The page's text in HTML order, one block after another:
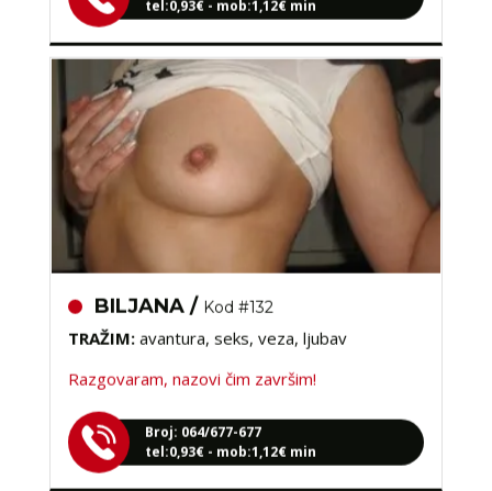
BILJANA /
TRAŽIM:avantura, seks, veza, ljubav
Razgovaram, nazovi čim završim!
tel:0,93€ - mob:1,12€ min